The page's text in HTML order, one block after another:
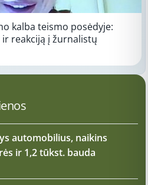
kalba teismo posėdyje:
reakciją į žurnalistų
automobilius, naikins
ir 1,2 tūkst. bauda